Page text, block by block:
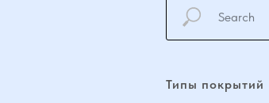
Типы покрытий